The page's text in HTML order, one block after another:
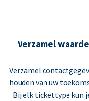
Verzamel
Verzamel
houden van uw
Bij elk tickettype kun